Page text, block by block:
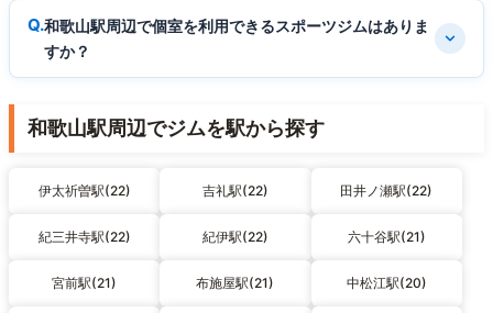
和歌山駅周辺で個室を利用できるスポーツジムはありま
すか？
和歌山駅周辺でジムを駅から探す
伊太祈曽駅(22) 吉礼駅(22) 田井ノ瀬駅(22)
紀三井寺駅(22) 紀伊駅(22) 六十谷駅(21)
宮前駅(21) 布施屋駅(21) 中松江駅(20)